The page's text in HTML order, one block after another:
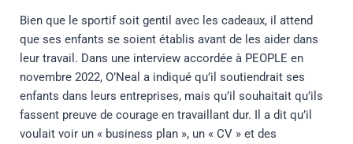
Bien que le sportif soit gentil avec les cadeaux, il attend
que ses enfants se soient établis avant de les aider dans
leur travail. Dans une interview accordée à PEOPLE en
novembre 2022, O’Neal a indiqué qu’il soutiendrait ses
enfants dans leurs entreprises, mais qu’il souhaitait qu’ils
fassent preuve de courage en travaillant dur. Il a dit qu’il
voulait voir un « business plan », un « CV » et des